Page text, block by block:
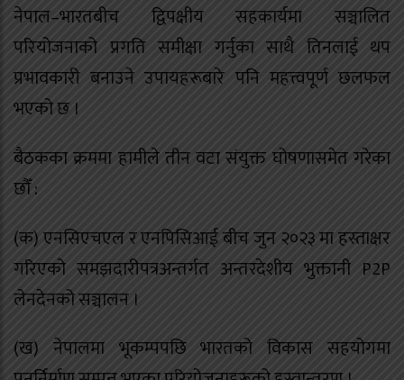
नेपाल–भारतबीच द्विपक्षीय सहकार्यमा सञ्चालित
परियोजनाको प्रगति समीक्षा गर्नुका साथै तिनलाई थप
प्रभावकारी बनाउने उपायहरूबारे पनि महत्त्वपूर्ण छलफल
भएको छ ।
बैठकका क्रममा हामीले तीन वटा संयुक्त घोषणासमेत गरेका
छौँ :
(क) एनसिएचएल र एनपिसिआई बीच जुन २०२३ मा हस्ताक्षर
गरिएको समझदारीपत्रअन्तर्गत अन्तरदेशीय भुक्तानी P2P
लेनदेनको सञ्चालन ।
(ख) नेपालमा भूकम्पपछि भारतको विकास सहयोगमा